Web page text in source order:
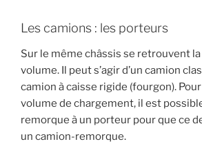
Les camions : les porteurs
Sur le même châssis se retrouvent
volume. Il peut s’agir d’un camion
camion à caisse rigide (fourgon).
volume de chargement, il est
remorque à un porteur pour que ce
un camion-remorque.